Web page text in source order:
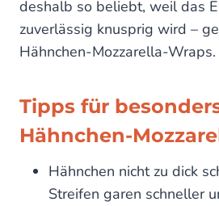
deshalb so beliebt, weil das
zuverlässig knusprig wird –
Hähnchen-Mozzarella-Wraps.
Tipps für
Hähnchen-
Hähnchen nicht zu dick
Streifen garen schneller